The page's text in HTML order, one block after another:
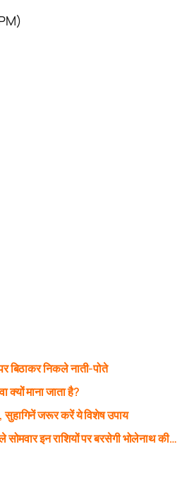
बिठाकर निकले नाती-पोते
माना जाता है?
जरूर करें ये विशेष उपाय
इन राशियों पर बरसेगी भोलेनाथ की…